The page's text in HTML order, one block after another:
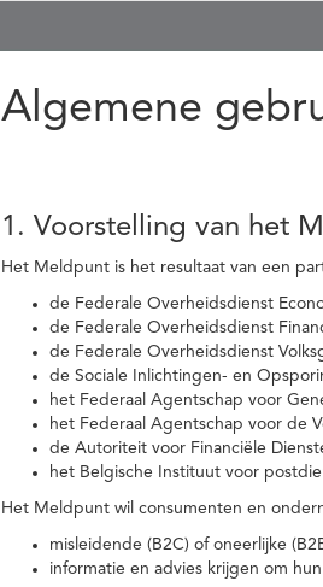
Algemene
1. Voorstelling van het
Het Meldpunt is het resultaat van een
de Federale Overheidsdienst
de Federale Overheidsdienst
de Federale Overheidsdienst
de Sociale Inlichtingen- en
het Federaal Agentschap voor
het Federaal Agentschap voor de
de Autoriteit voor Financiële
het Belgische Instituut voor
Het Meldpunt wil consumenten en
misleidende (B2C) of oneerlijke
informatie en advies krijgen om